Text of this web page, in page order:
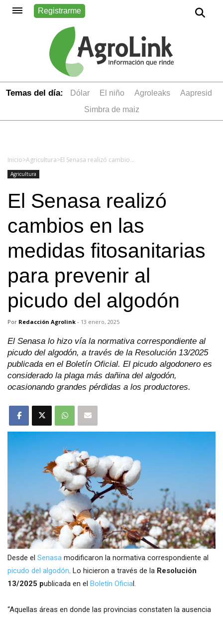
Registrarme
Temas del día: dólar el niño Agroleaks
aapresid
simbra de maiz
Inicio>Agricultura> El Senasa realizó cambios en las medidas fitosanitarias para prevenir al picudo del algodón
Agricultura
El Senasa realizó
cambios en las
medidas fitosanitarias
para prevenir al
picudo del algodón
Por Redacción Agrolink - 13 enero, 2025
El Senasa lo hizo vía la normativa correspondiente al
picudo del algodón, a través de la Resolución 13/2025
publicada en el Boletín Oficial. El picudo algodonero es
considerado la plaga más dañina del algodón,
ocasionando grandes pérdidas a los productores.
Desde el Senasa modificaron la normativa correspondiente al
picudo del algodón. Lo hicieron a través de la Resolución
13/2025 publicada en el Boletín Oficial.
“Aquellas áreas en donde las provincias constaten la ausencia